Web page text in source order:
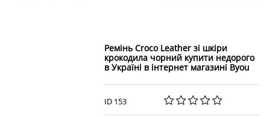
Ремінь Croco Leather зі шкіри
крокодила чорний купити недорого
в Україні в інтернет магазині Byou
ID 153